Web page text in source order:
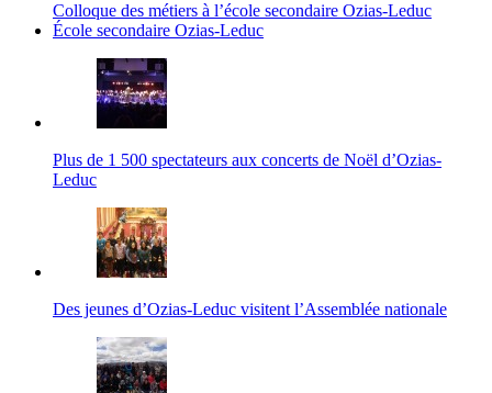
Colloque des métiers à l’école secondaire Ozias-Leduc
École secondaire Ozias-Leduc
Plus de 1 500 spectateurs aux concerts de Noël d’Ozias-
Leduc
Des jeunes d’Ozias-Leduc visitent l’Assemblée nationale